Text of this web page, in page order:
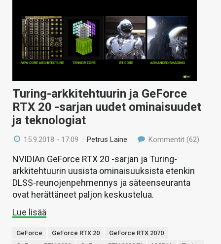
Turing-arkkitehtuurin ja GeForce
RTX 20 -sarjan uudet ominaisuudet
ja teknologiat
15.9.2018 - 17:09 /Petrus Laine Kommentit (62)
NVIDIAn GeForce RTX 20 -sarjan ja Turing-
arkkitehtuurin uusista ominaisuuksista etenkin
DLSS-reunojenpehmennys ja säteenseuranta
ovat herättäneet paljon keskustelua.
Lue lisää
GeForce GeForce RTX 20
GeForce RTX 2070